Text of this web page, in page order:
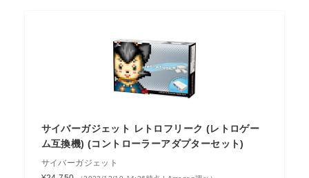
サイバーガジェット レトロフリーク (レトロゲー
ム互換機) (コントローラーアダプターセット)
サイバーガジェット